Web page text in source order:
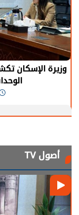
وزيرة الإسكان
أصول TV